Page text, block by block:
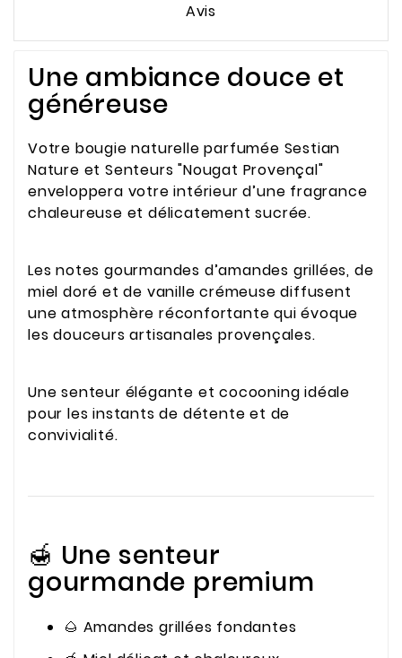
Avis
Une ambiance douce et
généreuse
Votre bougie naturelle parfumée Sestian
Nature et Senteurs "Nougat Provençal"
enveloppera votre intérieur d’une fragrance
chaleureuse et délicatement sucrée.
Les notes gourmandes d’amandes grillées, de
miel doré et de vanille crémeuse diffusent
une atmosphère réconfortante qui évoque
les douceurs artisanales provençales.
Une senteur élégante et cocooning idéale
pour les instants de détente et de
convivialité.
🍯 Une senteur
gourmande premium
🌰 Amandes grillées fondantes